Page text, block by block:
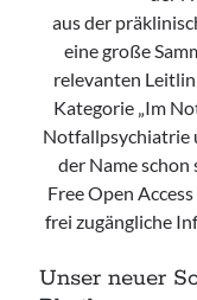
Leitlinie „Management
Emergency
Leitlinie „Behavioural
Leitlinie „Management
Emergency
Leitlinie „Management
infants“ der CPS
aus der
eine große
relevanten
Kategorie „Im
Notfallpsychiatrie
der Name
Free Open
frei zugängliche
Unser neuer